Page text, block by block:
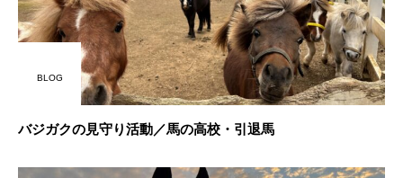
BLOG
バジガクの見守り活動／馬の高校・引退馬